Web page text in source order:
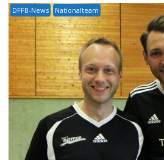
DFFB-News Nationalteam